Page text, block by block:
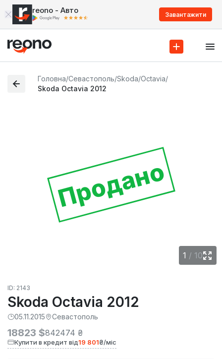
reono - Авто Завантажити
Головна/Севастополь/Skoda/Octavia/
Skoda Octavia 2012
Продано
1 / 10
ID: 2143
Skoda Octavia 2012
05.11.2015 Севастополь
18823 $842474 ₴
Купити в кредит від19 801₴/міс